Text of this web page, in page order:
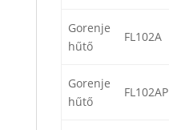
Gorenje
hűtő
FL102A
Gorenje
hűtő
FL102AP